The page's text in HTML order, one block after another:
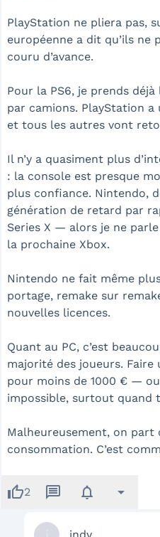
PlayStation ne pliera pas,
européenne a dit qu’ils ne
couru d’avance.
Pour la PS6, je prends
par camions. PlayStation a
et tous les autres vont
Il n’y a quasiment plus
: la console est presque
plus confiance. Nintendo,
génération de retard par
Series X — alors je ne
la prochaine Xbox.
Nintendo ne fait même
portage, remake sur
nouvelles licences.
Quant au PC, c’est
majorité des joueurs. Faire
pour moins de 1000 € —
impossible, surtout quand
Malheureusement, on part
consommation. C’est
thumb_up2 message notifications arrow_drop_down
indy